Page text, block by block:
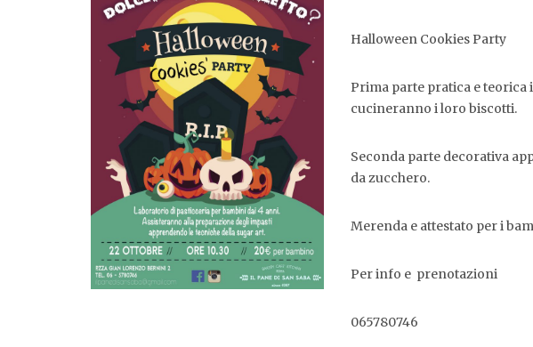
Halloween Cookies Party
Prima parte pratica e
cucineranno i loro biscotti.
Seconda parte decorativa
da zucchero.
Merenda e attestato per i
Per info e prenotazioni
065780746